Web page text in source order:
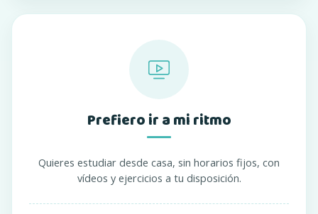
Prefiero ir a mi ritmo
Quieres estudiar desde casa, sin horarios fijos, con
vídeos y ejercicios a tu disposición.